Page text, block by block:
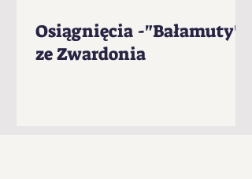
Osiągnięcia -"Bałamuty"
ze Zwardonia